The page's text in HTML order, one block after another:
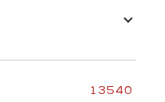
13540